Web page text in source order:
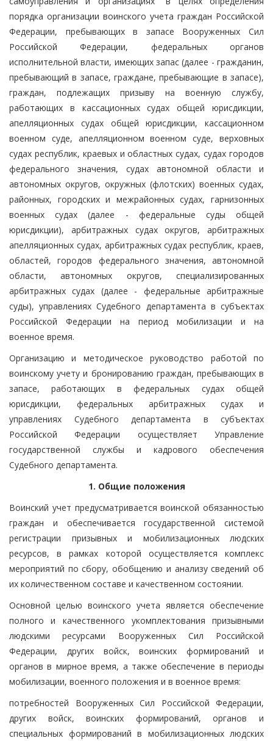
порядка организации воинского учета граждан Российской
Федерации, пребывающих в запасе Вооруженных Сил
Российской Федерации, федеральных органов
исполнительной власти, имеющих запас (далее - гражданин,
пребывающий в запасе, граждане, пребывающие в запасе),
граждан, подлежащих призыву на военную службу,
работающих в кассационных судах общей юрисдикции,
апелляционных судах общей юрисдикции, кассационном
военном суде, апелляционном военном суде, верховных
судах республик, краевых и областных судах, судах городов
федерального значения, судах автономной области и
автономных округов, окружных (флотских) военных судах,
районных, городских и межрайонных судах, гарнизонных
военных судах (далее - федеральные суды общей
юрисдикции), арбитражных судах округов, арбитражных
апелляционных судах, арбитражных судах республик, краев,
областей, городов федерального значения, автономной
области, автономных округов, специализированных
арбитражных судах (далее - федеральные арбитражные
суды), управлениях Судебного департамента в субъектах
Российской Федерации на период мобилизации и на
военное время.
Организацию и методическое руководство работой по
воинскому учету и бронированию граждан, пребывающих в
запасе, работающих в федеральных судах общей
юрисдикции, федеральных арбитражных судах и
управлениях Судебного департамента в субъектах
Российской Федерации осуществляет Управление
государственной службы и кадрового обеспечения
Судебного департамента.
1. Общие положения
Воинский учет предусматривается воинской обязанностью
граждан и обеспечивается государственной системой
регистрации призывных и мобилизационных людских
ресурсов, в рамках которой осуществляется комплекс
мероприятий по сбору, обобщению и анализу сведений об
их количественном составе и качественном состоянии.
Основной целью воинского учета является обеспечение
полного и качественного укомплектования призывными
людскими ресурсами Вооруженных Сил Российской
Федерации, других войск, воинских формирований и
органов в мирное время, а также обеспечение в периоды
мобилизации, военного положения и в военное время:
потребностей Вооруженных Сил Российской Федерации,
других войск, воинских формирований, органов и
специальных формирований в мобилизационных людских